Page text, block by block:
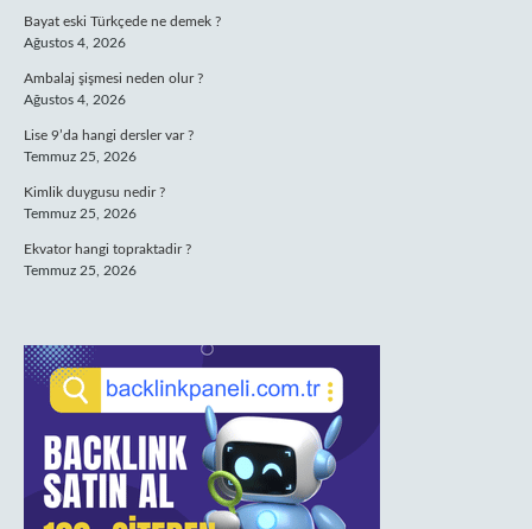
Bayat eski Türkçede ne demek ?
Ağustos 4, 2026
Ambalaj şişmesi neden olur ?
Ağustos 4, 2026
Lise 9’da hangi dersler var ?
Temmuz 25, 2026
Kimlik duygusu nedir ?
Temmuz 25, 2026
Ekvator hangi topraktadir ?
Temmuz 25, 2026